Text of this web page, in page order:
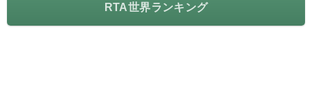
RTA世界ランキング